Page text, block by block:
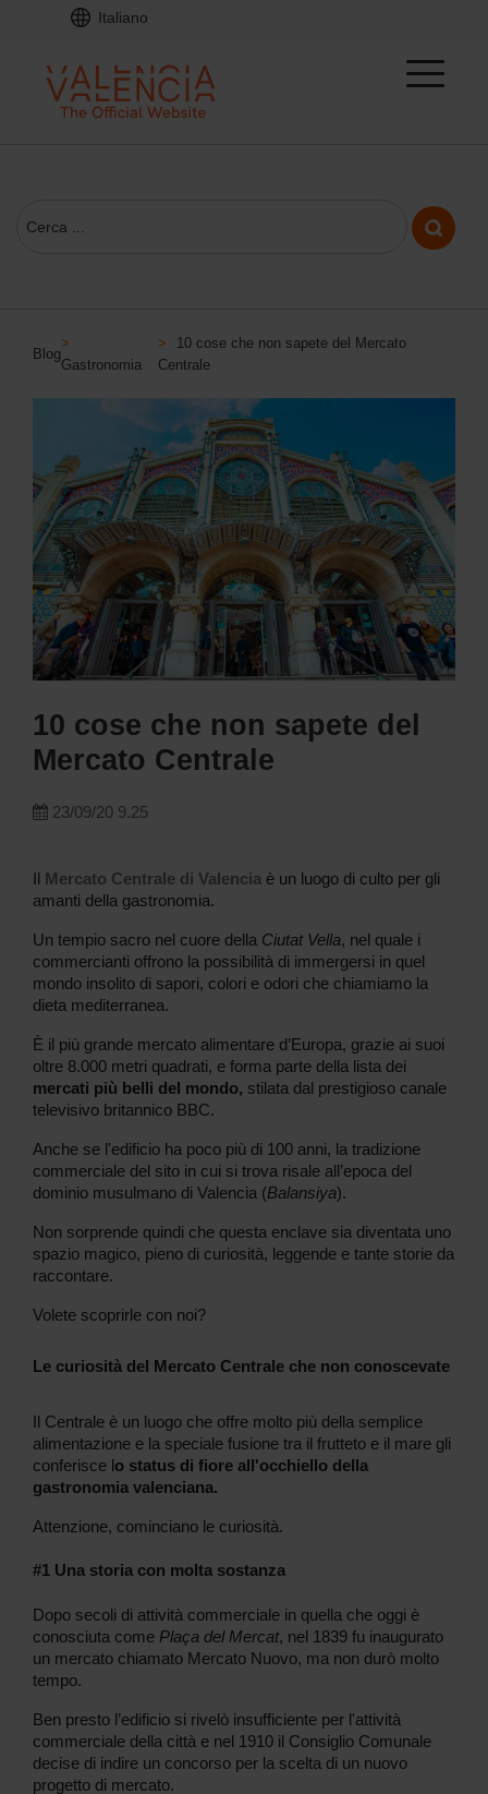
Italiano
Blog
>
Gastronomia
>
10 cose che non sapete del Mercato
Centrale
10 cose che non sapete del
Mercato Centrale
23/09/20 9.25
Mercato Centrale di Valencia è un luogo di culto per gli
amanti della gastronomia.
Un tempio sacro nel cuore della Ciutat Vella, nel quale i
commercianti offrono la possibilità di immergersi in quel
mondo insolito di sapori, colori e odori che chiamiamo la
dieta mediterranea.
È il più grande mercato alimentare d’Europa, grazie ai suoi
oltre 8.000 metri quadrati, e forma parte della lista dei
mercati più belli del mondo, stilata dal prestigioso canale
televisivo britannico BBC.
Anche se l'edificio ha poco più di 100 anni, la tradizione
commerciale del sito in cui si trova risale all’epoca del
dominio musulmano di Valencia (Balansiya).
Non sorprende quindi che questa enclave sia diventata uno
spazio magico, pieno di curiosità, leggende e tante storie da
raccontare.
Volete scoprirle con noi?
Le curiosità del Mercato Centrale che non conoscevate
Il Centrale è un luogo che offre molto più della semplice
alimentazione e la speciale fusione tra il frutteto e il mare gli
conferisce l o status di fiore all'occhiello della
gastronomia valenciana.
Attenzione, cominciano le curiosità.
#1 Una storia con molta sostanza
Dopo secoli di attività commerciale in quella che oggi è
conosciuta come Plaça del Mercat, nel 1839 fu inaugurato
un mercato chiamato Mercato Nuovo, ma non durò molto
tempo.
Ben presto l’edificio si rivelò insufficiente per l'attività
commerciale della città e nel 1910 il Consiglio Comunale
decise di indire un concorso per la scelta di un nuovo
progetto di mercato.